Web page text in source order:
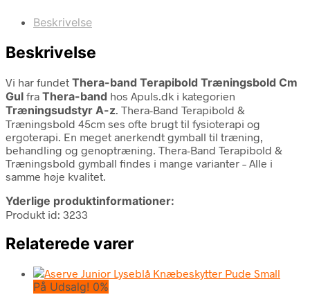
Beskrivelse
Beskrivelse
Vi har fundet Thera-band Terapibold Træningsbold Cm
Gul fra Thera-band hos Apuls.dk i kategorien
Træningsudstyr A-z. Thera-Band Terapibold &
Træningsbold 45cm ses ofte brugt til fysioterapi og
ergoterapi. En meget anerkendt gymball til træning,
behandling og genoptræning. Thera-Band Terapibold &
Træningsbold gymball findes i mange varianter – Alle i
samme høje kvalitet.
Yderlige produktinformationer:
Produkt id: 3233
Relaterede varer
På Udsalg! 0%